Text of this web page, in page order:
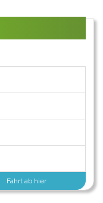
Fahrt ab hier